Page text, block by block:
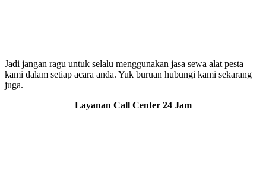
Jadi jangan ragu untuk selalu menggunakan jasa sewa alat pesta
kami dalam setiap acara anda. Yuk buruan hubungi kami sekarang
juga.
Layanan Call Center 24 Jam